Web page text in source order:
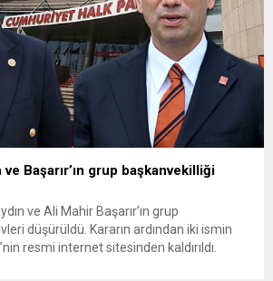
ve Başarır’ın grup başkanvekilliği
ve Ali Mahir Başarır’ın grup
düşürüldü. Kararın ardından iki ismin
resmi internet sitesinden kaldırıldı.